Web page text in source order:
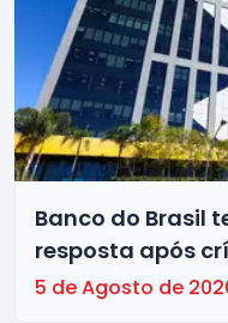
Banco do Brasil
resposta após
Bancários de
5 de Agosto de